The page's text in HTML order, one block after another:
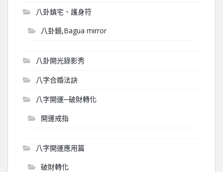
八卦鎮宅、護身符
八卦鏡,Bagua mirror
八卦開光錄影秀
八字合婚法訣
八字開運─破財轉化
開運戒指
八字開運應用篇
破財轉化